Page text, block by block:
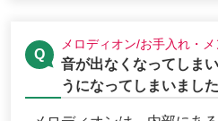
メロディオン/お手入れ・メ
音が出なくなってしま
うになってしまいました